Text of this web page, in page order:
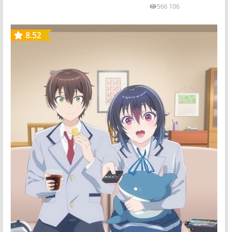
566 106
8.52